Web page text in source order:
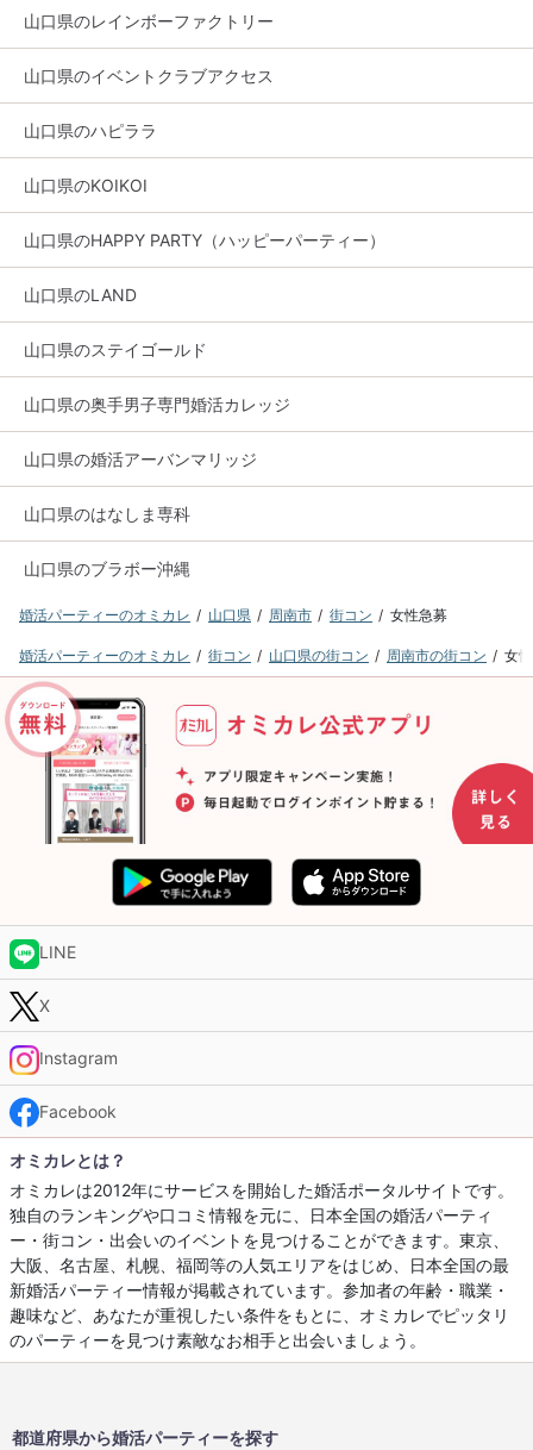
山口県のレインボーファクトリー
山口県のイベントクラブアクセス
山口県のハピララ
山口県のKOIKOI
山口県のHAPPY PARTY（ハッピーパーティー）
山口県のLAND
山口県のステイゴールド
山口県の奥手男子専門婚活カレッジ
山口県の婚活アーバンマリッジ
山口県のはなしま専科
山口県のブラボー沖縄
婚活パーティーのオミカレ 山口県 周南市 街コン 女性急募
婚活パーティーのオミカレ 街コン 山口県の街コン 周南市の街コン 女
LINE
X
Instagram
Facebook
オミカレとは？
オミカレは2012年にサービスを開始した婚活ポータルサイトです。
独自のランキングや口コミ情報を元に、日本全国の婚活パーティ
ー・街コン・出会いのイベントを見つけることができます。東京、
大阪、名古屋、札幌、福岡等の人気エリアをはじめ、日本全国の最
新婚活パーティー情報が掲載されています。参加者の年齢・職業・
趣味など、あなたが重視したい条件をもとに、オミカレでピッタリ
のパーティーを見つけ素敵なお相手と出会いましょう。
都道府県から婚活パーティーを探す